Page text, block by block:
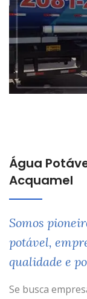
Água
Acquamel
Somos
potável,
qualidade e
Se busca